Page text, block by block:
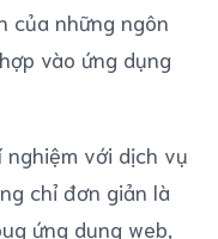
của những ngôn
vào ứng dụng
với dịch vụ
chỉ đơn giản là
ứng dụng web,